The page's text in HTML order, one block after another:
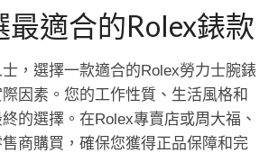
最適合的Rolex錶款
，選擇一款適合的Rolex勞力士腕錶
因素。您的工作性質、生活風格和
的選擇。在Rolex專賣店或周大福、
商購買，確保您獲得正品保障和完